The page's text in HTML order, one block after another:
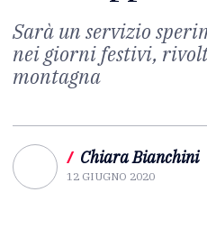
Sarà un servizio
nei giorni festivi,
montagna
/ Chiara Bianchini
12 GIUGNO 2020